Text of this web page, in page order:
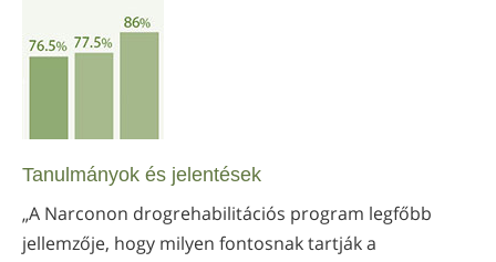
Tanulmányok és jelentések
„A Narconon drogrehabilitációs program legfőbb
jellemzője, hogy milyen fontosnak tartják a